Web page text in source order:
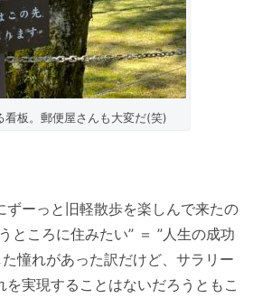
看板。郵便屋さんも大変だ(笑)
ずーっと旧軽散歩を楽しんで来たの
ところに住みたい” ＝ ”人生の成功
憧れがあった訳だけど、サラリー
を実現することはないだろうともこ